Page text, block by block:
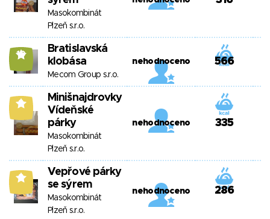
Masokombinát
Plzeň s.r.o.
10
Bratislavská
klobása
Mecom Group s.r.o.
nehodnoceno 566
9
Minišnajdrovky
Vídeňské
párky
Masokombinát
Plzeň s.r.o.
nehodnoceno 335
9
Vepřové párky
se sýrem
Masokombinát
Plzeň s.r.o.
nehodnoceno 286